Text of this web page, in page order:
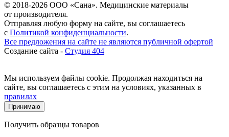
© 2018-2026 ООО «Сана». Медицинские материалы
от производителя.
Отправляя любую форму на сайте, вы соглашаетесь
с Политикой конфиденциальности.
Все предложения на сайте не являются публичной офертой
Создание сайта - Студия 404
Мы используем файлы cookie. Продолжая находиться на
сайте, вы соглашаетесь с этим на условиях, указанных в
правилах
Принимаю
Получить образцы товаров